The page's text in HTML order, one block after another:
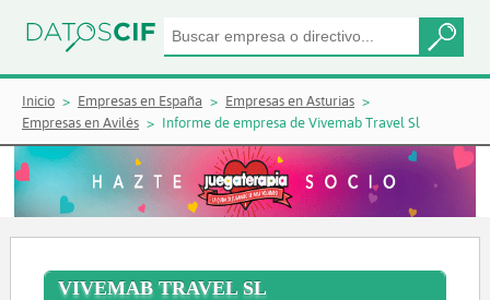
Inicio Empresas en España
Empresas en Asturias
Empresas en Avilés
Informe de empresa de Vivemab Travel Sl
VIVEMAB TRAVEL SL